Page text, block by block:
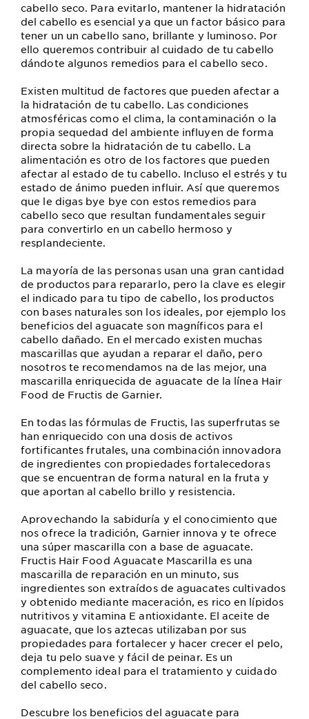
cabello seco. Para evitarlo, mantener la hidratación
del cabello es esencial ya que un factor básico para
tener un un cabello sano, brillante y luminoso. Por
ello queremos contribuir al cuidado de tu cabello
dándote algunos remedios para el cabello seco.
Existen multitud de factores que pueden afectar a
la hidratación de tu cabello. Las condiciones
atmosféricas como el clima, la contaminación o la
propia sequedad del ambiente influyen de forma
directa sobre la hidratación de tu cabello. La
alimentación es otro de los factores que pueden
afectar al estado de tu cabello. Incluso el estrés y tu
estado de ánimo pueden influir. Así que queremos
que le digas bye bye con estos remedios para
cabello seco que resultan fundamentales seguir
para convertirlo en un cabello hermoso y
resplandeciente.
La mayoría de las personas usan una gran cantidad
de productos para repararlo, pero la clave es elegir
el indicado para tu tipo de cabello, los productos
con bases naturales son los ideales, por ejemplo los
beneficios del aguacate son magníficos para el
cabello dañado. En el mercado existen muchas
mascarillas que ayudan a reparar el daño, pero
nosotros te recomendamos na de las mejor, una
mascarilla enriquecida de aguacate de la línea Hair
Food de Fructis de Garnier.
En todas las fórmulas de Fructis, las superfrutas se
han enriquecido con una dosis de activos
fortificantes frutales, una combinación innovadora
de ingredientes con propiedades fortalecedoras
que se encuentran de forma natural en la fruta y
que aportan al cabello brillo y resistencia.
Aprovechando la sabiduría y el conocimiento que
nos ofrece la tradición, Garnier innova y te ofrece
una súper mascarilla con a base de aguacate.
Fructis Hair Food Aguacate Mascarilla es una
mascarilla de reparación en un minuto, sus
ingredientes son extraídos de aguacates cultivados
y obtenido mediante maceración, es rico en lípidos
nutritivos y vitamina E antioxidante. El aceite de
aguacate, que los aztecas utilizaban por sus
propiedades para fortalecer y hacer crecer el pelo,
deja tu pelo suave y fácil de peinar. Es un
complemento ideal para el tratamiento y cuidado
del cabello seco.
Descubre los beneficios del aguacate para